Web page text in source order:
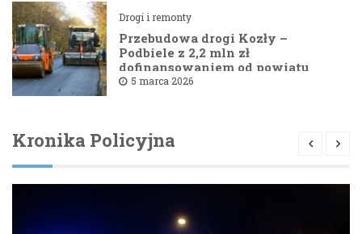
Drogi i remonty
Przebudowa drogi Kozły –
Podbiele z 2,2 mln zł
dofinansowaniem od powiatu
bielskiego
5 marca 2026
Kronika Policyjna